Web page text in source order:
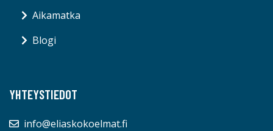
Aikamatka
Blogi
YHTEYSTIEDOT
info@eliaskokoelmat.fi